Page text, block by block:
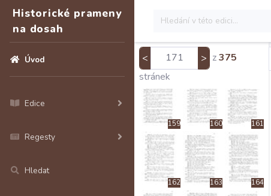
Historické prameny
na dosah
Úvod
Edice
Regesty
Hledat
< > z375
stránek
157
159 160 161
162 163 164